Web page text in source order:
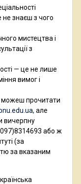
не знаєш з чого
мистецтва і
з
— це не лише
вимог і
можеш прочитати
але
вичерпну
або ж
(за
за вказаним